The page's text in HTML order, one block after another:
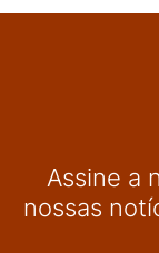
Assine a
nossas